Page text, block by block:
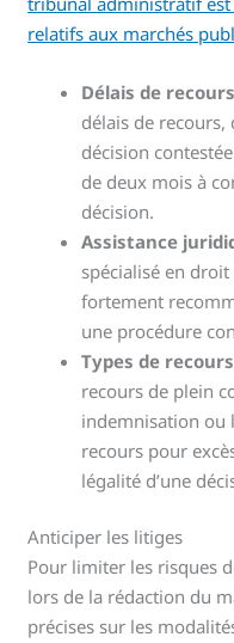
relatifs aux marchés
Délais de
délais de
décision
de deux mois à
décision.
Assistance
spécialisé en
fortement
une procédure
Types de
recours de plein
indemnisation ou
recours pour
légalité d’une
Anticiper les litiges
Pour limiter les risques
lors de la rédaction du
précises sur les